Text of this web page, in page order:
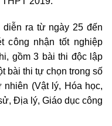
diễn ra từ ngày 25 đến
công nhận tốt nghiệp
gồm 3 bài thi độc lập
bài thi tự chọn trong số
(Vật lý, Hóa học,
Địa lý, Giáo dục công